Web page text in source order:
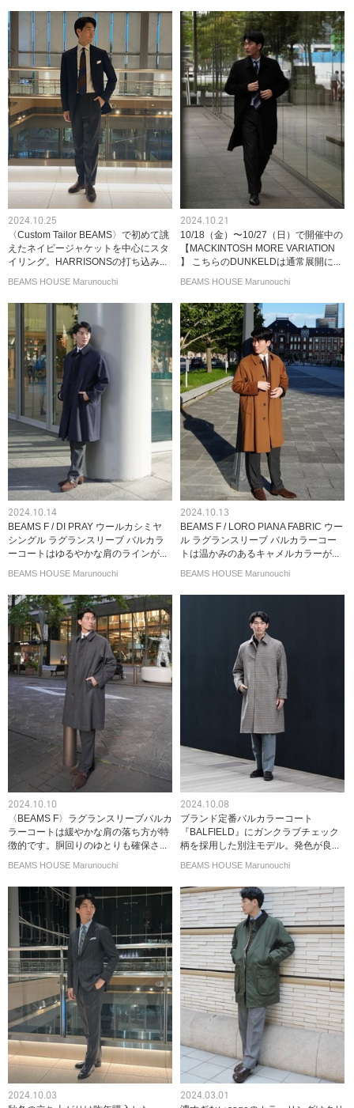
2024.10.25
〈Custom Tailor BEAMS〉で初めて誂
えたネイビージャケットを中心にスタ
イリング。HARRISONSの打ち込み...
BEAMS HOUSE Marunouchi
2024.10.21
10/18（金）〜10/27（日）で開催中の
【MACKINTOSH MORE VARIATION
】 こちらのDUNKELDは通常展開に...
BEAMS HOUSE Marunouchi
2024.10.14
BEAMS F / DI PRAY ウールカシミヤ
シングル ラグランスリーブ バルカラ
ーコートはゆるやかな肩のラインが...
BEAMS HOUSE Marunouchi
2024.10.13
BEAMS F / LORO PIANA FABRIC ウー
ル ラグランスリーブ バルカラーコー
トは温かみのあるキャメルカラーが...
BEAMS HOUSE Marunouchi
2024.10.10
〈BEAMS F〉ラグランスリーブバルカ
ラーコートは緩やかな肩の落ち方が特
徴的です。胴回りのゆとりも確保さ...
BEAMS HOUSE Marunouchi
2024.10.08
ブランド定番バルカラーコート
『BALFIELD』にガンクラブチェック
柄を採用した別注モデル。発色が良...
BEAMS HOUSE Marunouchi
2024.10.03 2024.03.01